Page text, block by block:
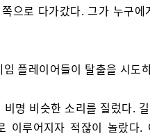
으로 다가갔다. 그가 누구에
플레이어들이 탈출을 시도
비명 비슷한 소리를 질렀다.
이루어지자 적잖이 놀랐다.